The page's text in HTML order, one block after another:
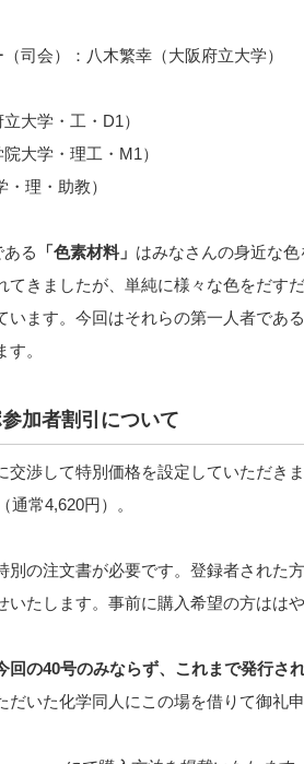
司会）：八木繁幸（大阪府立大学）
大学・工・D1）
大学・理工・M1）
理・助教）
る 「色素材料」 はみなさんの身近な
てきましたが、単純に様々な色をだす
います。今回はそれらの第一人者であ
。
加者割引について
交渉して特別価格を設定していただき
通常4,620円）。
別の注文書が必要です。登録者された
いたします。事前に購入希望の方はは
回の40号のみならず、これまで発行さ
だいた化学同人にこの場を借りて御礼